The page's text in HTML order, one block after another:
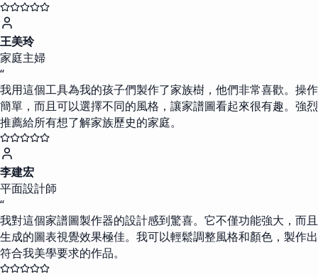
王美玲
家庭主婦
“
我用這個工具為我的孩子們製作了家族樹，他們非常喜歡。操作
簡單，而且可以選擇不同的風格，讓家譜圖看起來很有趣。強烈
推薦給所有想了解家族歷史的家庭。
李建宏
平面設計師
“
我對這個家譜圖製作器的設計感到驚喜。它不僅功能強大，而且
生成的圖表視覺效果極佳。我可以輕鬆調整風格和顏色，製作出
符合我美學要求的作品。